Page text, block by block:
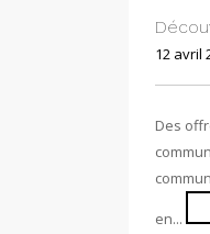
12 avril
Des
en...